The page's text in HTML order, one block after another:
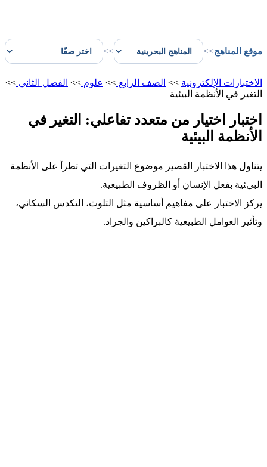
موقع المناهج>>
>>
الاختبارات الإلكترونية >> الصف الرابع >> علوم >> الفصل الثاني >>
التغير في الأنظمة البيئية
اختبار اختيار من متعدد تفاعلي: التغير في
الأنظمة البيئية
يتناول هذا الاختبار القصير موضوع التغيرات التي تطرأ على الأنظمة
البيئية بفعل الإنسان أو الظروف الطبيعية.
يركز الاختبار على مفاهيم أساسية مثل التلوث، التكدس السكاني،
وتأثير العوامل الطبيعية كالبراكين والجراد.